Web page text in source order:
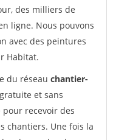
des milliers de
ligne. Nous pouvons
avec des peintures
Habitat.
du réseau chantier-
et sans
recevoir des
chantiers. Une fois la